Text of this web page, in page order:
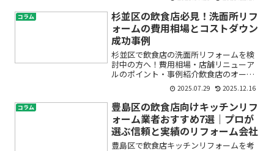
い」「中古マンションを購入して、シス
テムキッチンも一新したい」「賃貸マン
ションだけど設備が使い...
コラム
杉並区の飲食店必見！洗面所リフ
ォームの費用相場とコストダウン
成功事例
杉並区で飲食店の洗面所リフォームを検
討中の方へ！費用相場・店舗リニューア
ルのポイント・事例紹介飲食店のオーナ
ー様やこれから開業を考えている方の中
には、「洗面所のリフォームや改装が必
要だけど、費用がどのくらいかかるのか
分からない」「衛生設備の...
2025.07.29 2025.12.16
コラム
豊島区の飲食店向けキッチンリフ
ォーム業者おすすめ7選｜プロが
選ぶ信頼と実績のリフォーム会社
豊島区で飲食店キッチンリフォームを考